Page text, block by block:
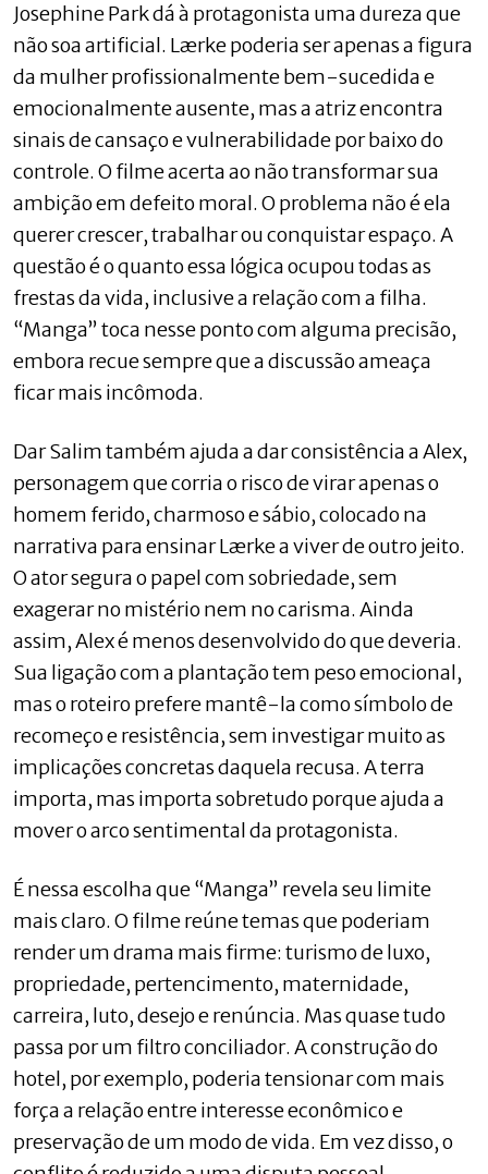
Josephine Park dá à protagonista uma dureza que
não soa artificial. Lærke poderia ser apenas a figura
da mulher profissionalmente bem-sucedida e
emocionalmente ausente, mas a atriz encontra
sinais de cansaço e vulnerabilidade por baixo do
controle. O filme acerta ao não transformar sua
ambição em defeito moral. O problema não é ela
querer crescer, trabalhar ou conquistar espaço. A
questão é o quanto essa lógica ocupou todas as
frestas da vida, inclusive a relação com a filha.
“Manga” toca nesse ponto com alguma precisão,
embora recue sempre que a discussão ameaça
ficar mais incômoda.
Dar Salim também ajuda a dar consistência a Alex,
personagem que corria o risco de virar apenas o
homem ferido, charmoso e sábio, colocado na
narrativa para ensinar Lærke a viver de outro jeito.
O ator segura o papel com sobriedade, sem
exagerar no mistério nem no carisma. Ainda
assim, Alex é menos desenvolvido do que deveria.
Sua ligação com a plantação tem peso emocional,
mas o roteiro prefere mantê-la como símbolo de
recomeço e resistência, sem investigar muito as
implicações concretas daquela recusa. A terra
importa, mas importa sobretudo porque ajuda a
mover o arco sentimental da protagonista.
É nessa escolha que “Manga” revela seu limite
mais claro. O filme reúne temas que poderiam
render um drama mais firme: turismo de luxo,
propriedade, pertencimento, maternidade,
carreira, luto, desejo e renúncia. Mas quase tudo
passa por um filtro conciliador. A construção do
hotel, por exemplo, poderia tensionar com mais
força a relação entre interesse econômico e
preservação de um modo de vida. Em vez disso, o